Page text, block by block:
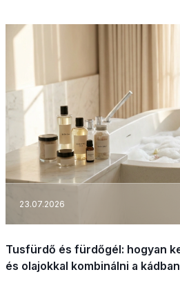
23.07.2026
Tusfürdő és fürdőgél: hogyan
és olajokkal kombinálni a kádban